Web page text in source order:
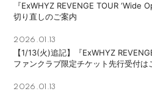
RADIO
Q&A
『ExWHYZ REVENGE TOUR ‘Wide
切り直しのご案内
2026.01.13
【1/13(火)追記】『ExWHYZ
ファンクラブ限定チケット先行受付は
2026.01.13